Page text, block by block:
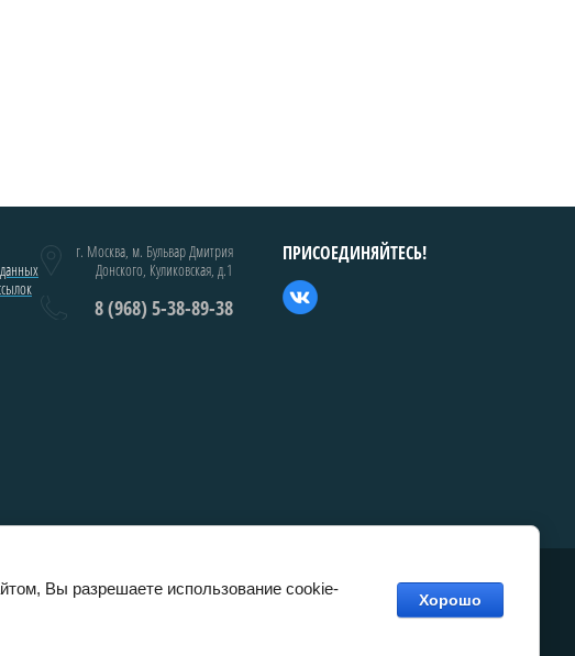
г. Москва, м. Бульвар Дмитрия
Донского, Куликовская, д.1
8 (968) 5-38-89-38
ПРИСОЕДИНЯЙТЕСЬ!
Вы разрешаете использование cookie-
Хорошо